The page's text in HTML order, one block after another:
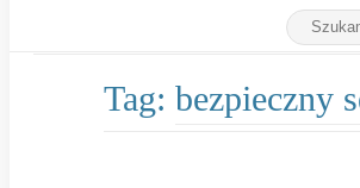
Tutaj
wpisz
Tag: bezpieczny